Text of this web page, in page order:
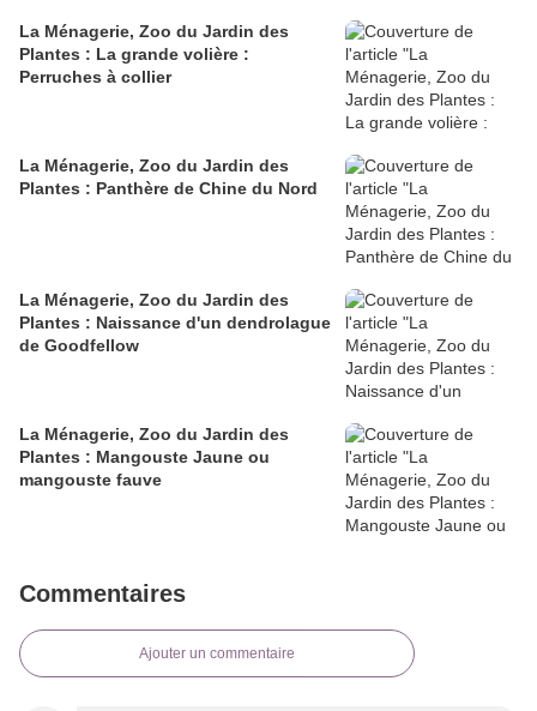
La Ménagerie, Zoo du Jardin des
Plantes : La grande volière :
Perruches à collier
La Ménagerie, Zoo du Jardin des
Plantes : Panthère de Chine du Nord
La Ménagerie, Zoo du Jardin des
Plantes : Naissance d'un dendrolague
de Goodfellow
La Ménagerie, Zoo du Jardin des
Plantes : Mangouste Jaune ou
mangouste fauve
Commentaires
Ajouter un commentaire